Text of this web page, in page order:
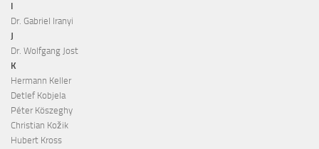
I
Dr. Gabriel Iranyi
J
Dr. Wolfgang Jost
K
Hermann Keller
Detlef Kobjela
Péter Köszeghy
Christian Kožik
Hubert Kross